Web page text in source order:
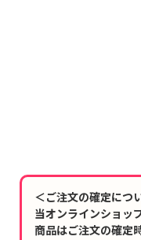
＜ご注文の確定につ
当オンラインショッ
商品はご注文の確定